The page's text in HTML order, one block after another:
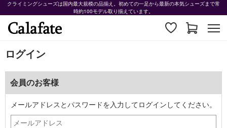
クライミングシューズは国内最大規模の品揃え。初めての一足から最新の本気シューズまで常
時約100モデル取り揃えています。
ログイン
会員のお客様
メールアドレスとパスワードを入力してログインしてください。